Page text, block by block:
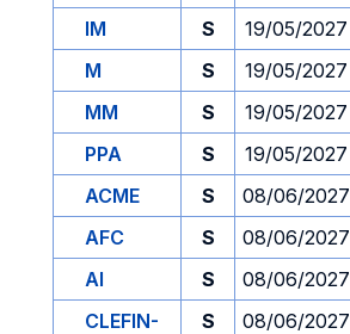
IM
S 19/05/2027
M
S 19/05/2027
MM
S 19/05/2027
PPA
S 19/05/2027
ACME
S 08/06/2027
AFC
S 08/06/2027
AI
S 08/06/2027
CLEFIN-
S 08/06/2027